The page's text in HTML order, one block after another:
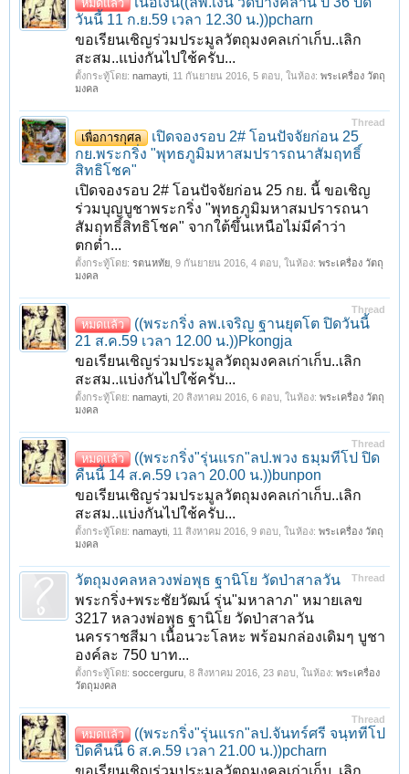
หมดแล้ว
วันนี้ 11 ก.ย.59 เวลา 12.30 น.))pcharn
ขอเรียนเชิญร่วมประมูลวัตถุมงคลเก่าเก็บ..เลิก
สะสม..แบ่งกันไปใช้ครับ...
ตั้งกระทู้โดย: namayti 11 กันยายน 2016 , 5 ตอบ, ในห้อง: พระเครื่อง วัตถุ
มงคล
Thread
เพื่อการกุศล
เปิดจองรอบ 2# โอนปัจจัยก่อน 25
กย.พระกริ่ง "พุทธภูมิมหาสมปรารถนาสัมฤทธิ์
สิทธิโชค"
เปิดจองรอบ 2# โอนปัจจัยก่อน 25 กย. นี้ ขอเชิญ
ร่วมบุญบูชาพระกริ่ง "พุทธภูมิมหาสมปรารถนา
สัมฤทธิ์สิทธิโชค" จากใต้ขึ้นเหนือไม่มีคำว่า
ตกต่ำ...
ตั้งกระทู้โดย: รตนหทัย 9 กันยายน 2016 , 4 ตอบ, ในห้อง: พระเครื่อง วัตถุ
มงคล
Thread
หมดแล้ว
((พระกริ่ง ลพ.เจริญ ฐานยุตโต ปิดวันนี้
21 ส.ค.59 เวลา 12.00 น.))Pkongja
ขอเรียนเชิญร่วมประมูลวัตถุมงคลเก่าเก็บ..เลิก
สะสม..แบ่งกันไปใช้ครับ...
ตั้งกระทู้โดย: namayti 20 สิงหาคม 2016 , 6 ตอบ, ในห้อง: พระเครื่อง วัตถุ
มงคล
Thread
หมดแล้ว
((พระกริ่ง"รุ่นแรก"ลป.พวง ธมฺมทีโป ปิด
คืนนี้ 14 ส.ค.59 เวลา 20.00 น.))bunpon
ขอเรียนเชิญร่วมประมูลวัตถุมงคลเก่าเก็บ..เลิก
สะสม..แบ่งกันไปใช้ครับ...
ตั้งกระทู้โดย: namayti 11 สิงหาคม 2016 , 9 ตอบ, ในห้อง: พระเครื่อง วัตถุ
มงคล
Thread
วัตถุมงคลหลวงพ่อพุธ ฐานิโย วัดป่าสาลวัน
พระกริ่ง+พระชัยวัฒน์ รุ่น"มหาลาภ" หมายเลข
3217 หลวงพ่อพุธ ฐานิโย วัดป่าสาลวัน
นครราชสีมา เนื้อนวะโลหะ พร้อมกล่องเดิมๆ บูชา
องค์ละ 750 บาท...
ตั้งกระทู้โดย: soccerguru 8 สิงหาคม 2016 , 23 ตอบ, ในห้อง: พระเครื่อง
วัตถุมงคล
Thread
หมดแล้ว
((พระกริ่ง"รุ่นแรก"ลป.จันทร์ศรี จนฺททีโป
ปิดคืนนี้ 6 ส.ค.59 เวลา 21.00 น.))pcharn
ขอเรียนเชิญร่วมประมูลวัตถุมงคลเก่าเก็บ..เลิก